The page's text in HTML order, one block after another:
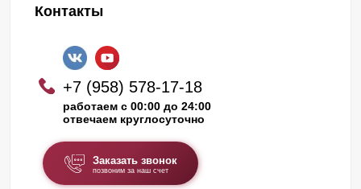
Контакты
+7 (958) 578-17-18
работаем с 00:00 до 24:00
отвечаем круглосуточно
Заказать звонок
позвоним за наш счет